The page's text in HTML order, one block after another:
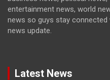
entertainment news, world
news so guys stay
news update.
Latest News